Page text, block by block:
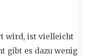
wird, ist vielleicht
gibt es dazu wenig